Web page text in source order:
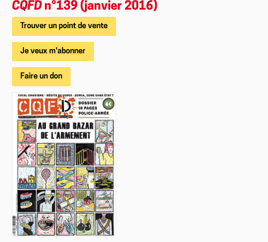
CQFD n°139 (janvier 2016)
Trouver un point de vente
Je veux m'abonner
Faire un don